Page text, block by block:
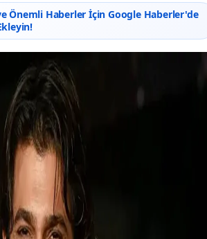
Önemli Haberler İçin Google Haberler'de